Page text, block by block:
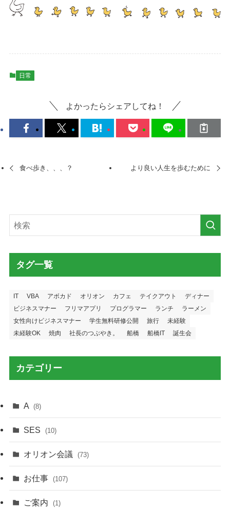
日常
よかったらシェアしてね！
食べ歩き、、、？ より良い人生を歩むために
タグ一覧
IT VBA アボカド オリオン カフェ テイクアウト
ディナー
ビジネスマナー
フリマアプリ プログラマー ランチ
ラーメン
女性向けビジネスマナー
学生無料研修公開 旅行
未経験
未経験OK
焼肉 社長のつぶやき。 船橋 船橋IT 誕生会
カテゴリー
A (8)
SES (10)
オリオン会議 (73)
お仕事 (107)
ご案内 (1)